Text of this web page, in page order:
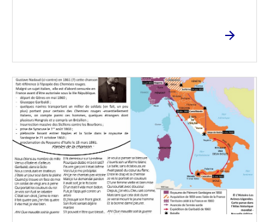
Image
de
couverture
(conseillée)